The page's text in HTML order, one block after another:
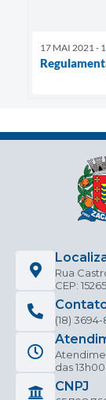
17 MAI 2021 -
Rua
CEP:
(18)
das
CNPJ